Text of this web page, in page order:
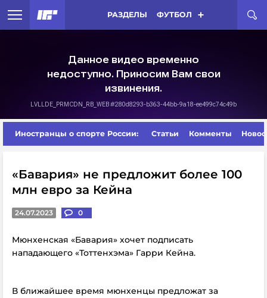
РАЗДЕЛЫ ФУТБОЛ
Иностранцы о спорте России: Статьи Комменты
«Бавария» не предложит более 100
млн евро за Кейна
24.07.2023 0
Мюнхенская «Бавария» хочет подписать
нападающего «Тоттенхэма» Гарри Кейна.
В ближайшее время мюнхенцы предложат за